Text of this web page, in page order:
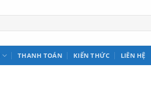
THANH TOÁN KIẾN THỨC LIÊN HỆ